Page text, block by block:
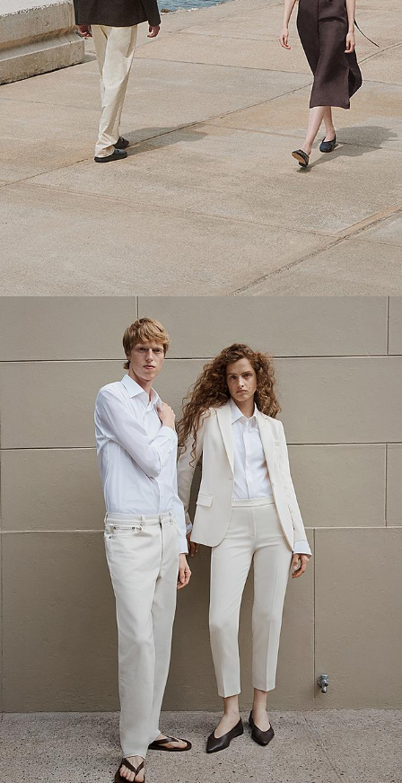
Theory Wardrobe
Kapselkollektion. 6 Looks mit endlosen Tragemöglichkeiten.
SHOPPE DAMEN SHOPPE HERREN
Leinen-Sale
Entspannte Momente mit dem ultimativen Stoff des Frühlings.
SHOPPE DAMEN SHOPPE HERREN